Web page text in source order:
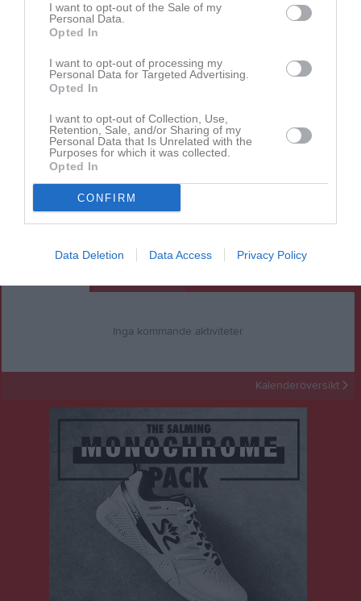
I want to opt-out of the Sale of my
Personal Data.
Opted In
I want to opt-out of processing my
Personal Data for Targeted Advertising.
Opted In
I want to opt-out of Collection, Use,
Retention, Sale, and/or Sharing of my
Personal Data that Is Unrelated with the
Purposes for which it was collected.
Opted In
CONFIRM
Data Deletion Data Access Privacy Policy
Ingen video uppladdad
Senast uppdaterade album
Inga kommande aktiviteter
Kalenderöversikt